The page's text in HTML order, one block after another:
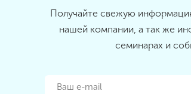
Получайте свежую
нашей компании, а так же
семинарах и